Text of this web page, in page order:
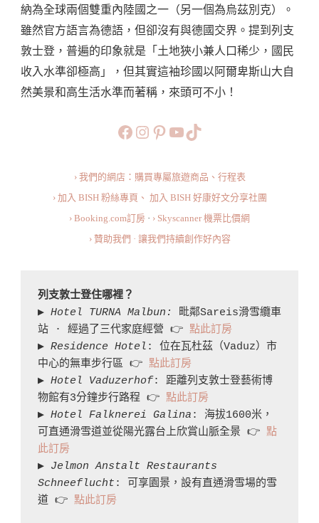
How
To
Spend
One
Day
Liechtenstein
納為全球兩個雙重內陸國之一（另一個為烏茲別克）。
雖然官方語言為德語，但卻沒有與德國交界。提到列支
敦士登，普遍的印象就是「土地狹小兼人口稀少，國民
收入水準卻極高」，但其實這袖珍國以阿爾卑斯山大自
然美景和高生活水準而著稱，來頭可不小！
https://www.facebook.com/
https://
https://
旅行美食小短片TikTok
› 我們的網店：購買專屬旅遊商品、行程表
› 加入 BISH 粉絲專頁、 加入 BISH 好康好文分享社團
› Booking.com訂房 · › Skyscanner 機票比價網
› 贊助我們 · 讓我們持續創作好內容
列支敦士登住哪裡？
▶︎ Hotel TURNA Malbun: 毗鄰Sareis滑雪纜車
站 · 經過了三代家庭經營 👉 點此訂房
▶︎ Residence Hotel : 位在瓦杜茲（Vaduz）市
中心的無車步行區 👉 點此訂房
▶︎ Hotel Vaduzerhof: 距離列支敦士登藝術博
物館有3分鐘步行路程 👉 點此訂房
▶︎ Hotel Falknerei Galina : 海拔1600米，
可直通滑雪道並從陽光露台上欣賞山脈全景 👉 點
此訂房
▶︎ Jelmon Anstalt Restaurants
Schneeflucht : 可享園景，設有直通滑雪場的雪
道 👉 點此訂房